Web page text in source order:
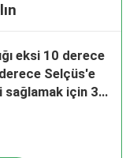
eksi 10 derece
Selçüs'e
sağlamak için 35